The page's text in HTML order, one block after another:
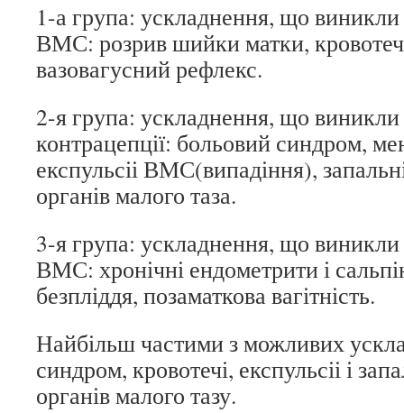
1-а група: ускладнення, що
ВМС: розрив шийки матки,
вазовагусний рефлекс.
2-я група: ускладнення, що виникли
контрацепції: больовий синдром,
експульсіі ВМС(випадіння),
органів малого таза.
3-я група: ускладнення, що виникли
ВМС: хронічні ендометрити і
безпліддя, позаматкова вагітність.
Найбільш частими з можливих
синдром, кровотечі, експульсіі і
органів малого тазу.